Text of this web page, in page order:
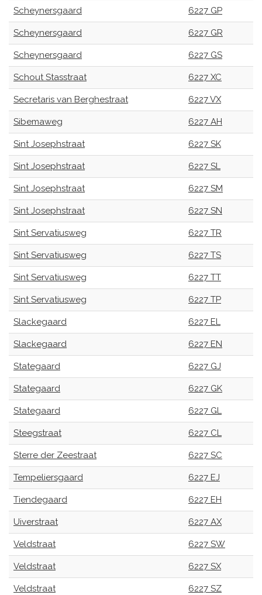
Scheynersgaard 6227 GP
Scheynersgaard 6227 GR
Scheynersgaard 6227 GS
Schout Stasstraat 6227 XC
Secretaris van Berghestraat 6227 VX
Sibemaweg 6227 AH
Sint Josephstraat 6227 SK
Sint Josephstraat 6227 SL
Sint Josephstraat 6227 SM
Sint Josephstraat 6227 SN
Sint Servatiusweg 6227 TR
Sint Servatiusweg 6227 TS
Sint Servatiusweg 6227 TT
Sint Servatiusweg 6227 TP
Slackegaard 6227 EL
Slackegaard 6227 EN
Stategaard 6227 GJ
Stategaard 6227 GK
Stategaard 6227 GL
Steegstraat 6227 CL
Sterre der Zeestraat 6227 SC
Tempeliersgaard 6227 EJ
Tiendegaard 6227 EH
Uiverstraat 6227 AX
Veldstraat 6227 SW
Veldstraat 6227 SX
Veldstraat 6227 SZ